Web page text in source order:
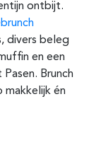
ontbijt.
brunch
divers beleg
en een
Brunch
én